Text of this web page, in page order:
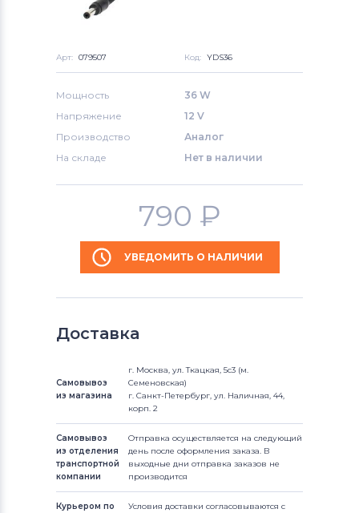
Арт: 079507 Код: YDS36
Мощность
36 W
Напряжение
12 V
Производство
Аналог
На складе
Нет в наличии
790 ₽
УВЕДОМИТЬ О НАЛИЧИИ
Доставка
Самовывоз
из магазина
г. Москва, ул. Ткацкая, 5с3 (м.
Семеновская)
г. Санкт-Петербург, ул. Наличная, 44,
корп. 2
Самовывоз
из отделения
транспортной
компании
Отправка осуществляется на следующий
день после оформления заказа. В
выходные дни отправка заказов не
производится
Курьером по
Условия доставки согласовываются с